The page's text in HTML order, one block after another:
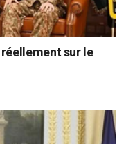
sur le